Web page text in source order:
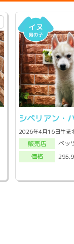
シベリアン・
2026年4月16日生ま
販売店
ペッ
価格